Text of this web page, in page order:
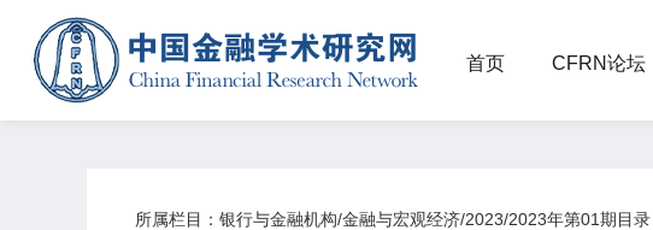
首页 CFRN论坛
所属栏目：银行与金融机构/金融与宏观经济/2023/2023年第01期目录